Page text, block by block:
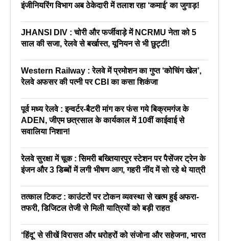
इंजीनियरिंग विभाग अब ठेकेदारी में तलाश रहा ‘कमाई’ का जुगाड़!
JHANSI DIV : चोरी और फर्जीवाड़े में NCRMU नेता को 5
साल की सजा, रेलवे से बर्खास्त, यूनियन से भी छुट्टी!
Western Railway : रेलवे में प्रमोशन का गुप्त ‘कोचिंग खेल’,
रेलवे अफसर की पत्नी पर CBI का कसा शिकंजा
पूर्व मध्य रेलवे : इन्वर्टर-बैटरी मांग कर फंस गये बिक्रमगंज के
ADEN, जीएम छत्रसाल के कार्यकाल में 10वीं काईवाई से
सवालिया निशान!
रेलवे सुरक्षा में चूक : सिमरी बख्तियारपुर स्टेशन पर पैसेंजर ट्रेन के
इंजन और 3 डिब्बों में लगी भीषण आग, गहरी नींद में सो रहे थे यात्री
तत्काल टिकट : काउंटरों पर टोकन व्यवस्था से खत्म हुई अफरा-
तफरी, डिजिटल तेजी से मिली यात्रियों को बड़ी राहत
‘हिंदू’ से सीखें विरासत और धरोहरों को संजोना और सहेजना, भारत